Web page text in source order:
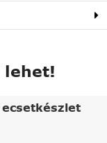
lehet!